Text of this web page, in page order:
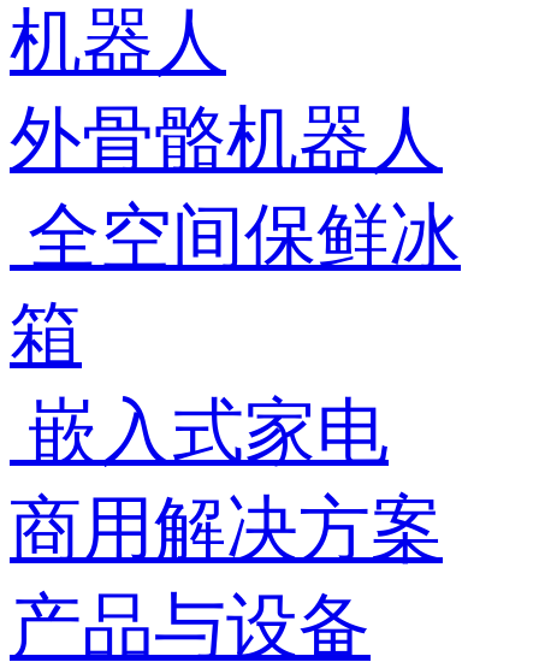
机器人
外骨骼机器人
全空间保鲜冰
箱
嵌入式家电
商用解决方案
产品与设备